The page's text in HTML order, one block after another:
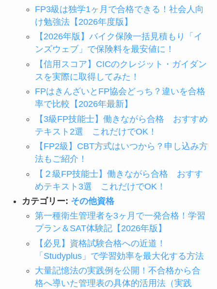
FP3級は独学1ヶ月で合格できる！社会人向
け勉強法【2026年度版】
【2026年版】バイク保険一括見積もり「イ
ンズウェブ」で保険料を最安値に！
【信用スコア】CICのクレジット・ガイダン
スを実際に取得してみた！
FPはきんざいとFP協会どっち？違いを合格
率で比較【2026年最新】
【3級FP技能士】働きながら合格 おすすめ
テキスト2選 これだけでOK！
【FP2級】CBT方式はいつから？申し込み方
法もご紹介！
【２級FP技能士】働きながら合格 おすす
めテキスト3選 これだけでOK！
カテゴリー: その他資格
第一種衛生管理者を3ヶ月で一発合格！学習
プラン＆SAT体験記【2026年版】
【必見】資格試験合格への近道！
「Studyplus」で学習効率を最大化する方法
大量記憶法の実践例を公開！不合格から合
格へ導いた管理表の具体的活用法（実践